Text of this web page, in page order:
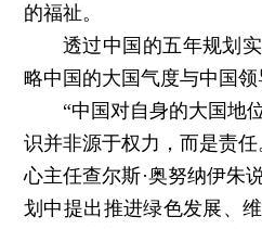
的福祉。
透过中国的五年规划
略中国的大国气度与中国领
“中国对自身的大国地
识并非源于权力，而是责
心主任查尔斯·奥努纳伊朱
划中提出推进绿色发展、